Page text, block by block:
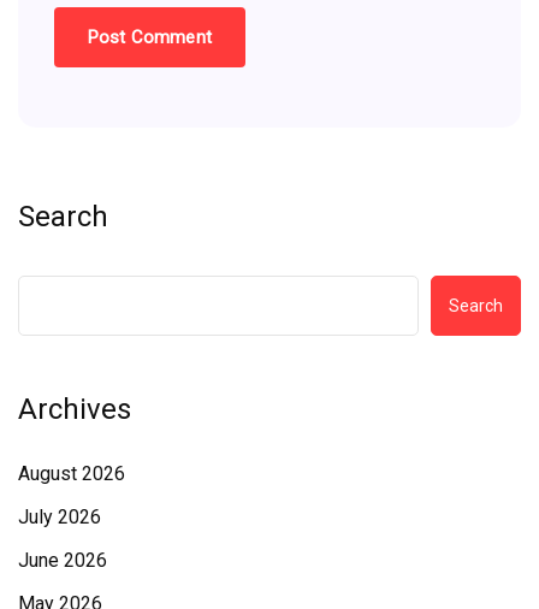
Search
Search
Archives
August 2026
July 2026
June 2026
May 2026